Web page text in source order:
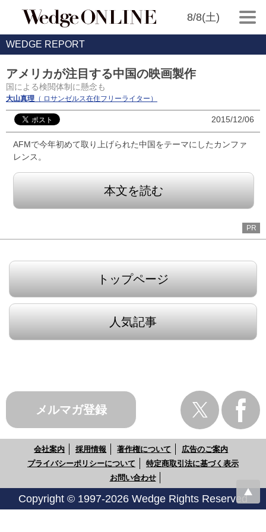
8/8(土)
WEDGE REPORT
アメリカが注目する中国の映画製作
国による検閲体制に懸念も
大山真理 （ ロサンゼルス在住フリーライター）
2015/12/06
AFMで今年初めて取り上げられた中国をテーマにしたカンファ
レンス。
本文を読む
PR
トップページ
人気記事
メルマガ登録
会社案内 採用情報 著作権について
広告のご案内
プライバシーポリシーについて
特定商取引法に基づく表示
お問い合わせ
Copyright © 1997-2026 Wedge Rights Reserved